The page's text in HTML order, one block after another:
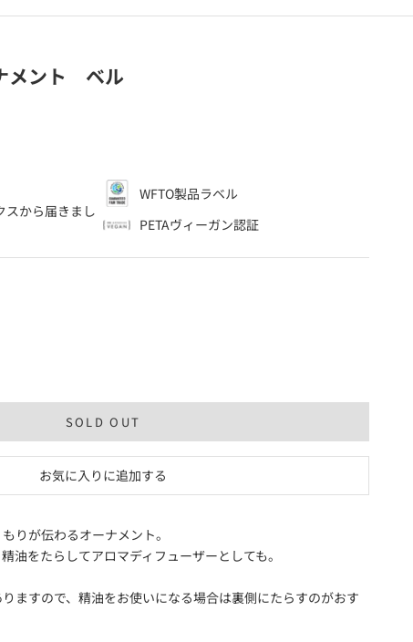
メント ベル
スから届きまし
WFTO製品ラベル
PETAヴィーガン認証
SOLD OUT
お気に入りに追加する
りが伝わるオーナメント。
油をたらしてアロマディフューザーとしても。
ますので、精油をお使いになる場合は裏側にたらすのがおす